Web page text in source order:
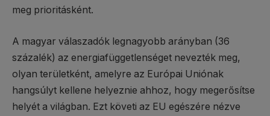
meg prioritásként.
A magyar válaszadók legnagyobb arányban (36
százalék) az energiafüggetlenséget nevezték meg,
olyan területként, amelyre az Európai Uniónak
hangsúlyt kellene helyeznie ahhoz, hogy megerősítse
helyét a világban. Ezt követi az EU egészére nézve